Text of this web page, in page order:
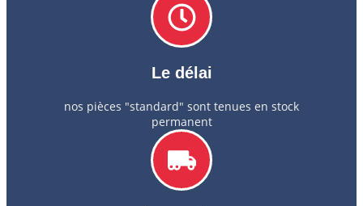
Le délai
nos pièces "standard" sont tenues en stock
permanent